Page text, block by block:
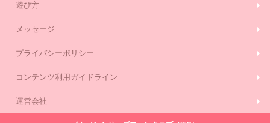
遊び方
メッセージ
プライバシーポリシー
コンテンツ利用ガイドライン
運営会社